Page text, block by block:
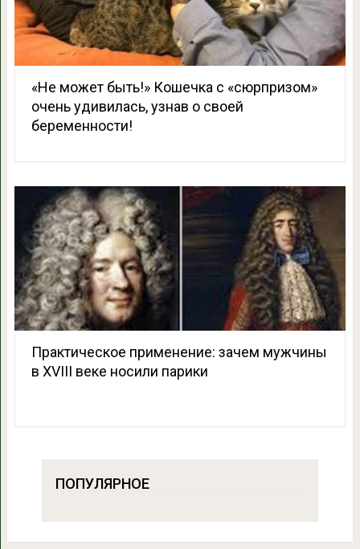
«Не может быть!» Кошечка с «сюрпризом»
очень удивилась, узнав о своей
беременности!
Практическое применение: зачем мужчины
в XVIII веке носили парики
ПОПУЛЯРНОЕ